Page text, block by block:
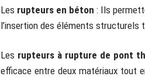
Les rupteurs en béton : Ils
l’insertion des éléments structurels
Les rupteurs à rupture de pont
efficace entre deux matériaux tout